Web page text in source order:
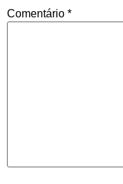
Comentário *